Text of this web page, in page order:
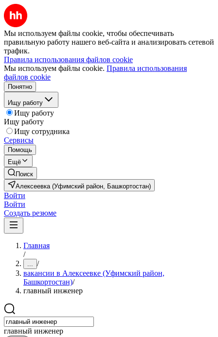
Мы используем файлы cookie, чтобы обеспечивать
правильную работу нашего веб-сайта и анализировать сетевой
трафик.
Правила использования файлов cookie
Мы используем файлы cookie. Правила использования
файлов cookie
Понятно
Ищу работу
Ищу работу
Ищу работу
Ищу сотрудника
Сервисы
Помощь
Ещё
Поиск
Алексеевка (Уфимский район, Башкортостан)
Войти
Войти
Создать резюме
Главная
/
... /
вакансии в Алексеевке (Уфимский район,
Башкортостан)/
главный инженер
главный инженер